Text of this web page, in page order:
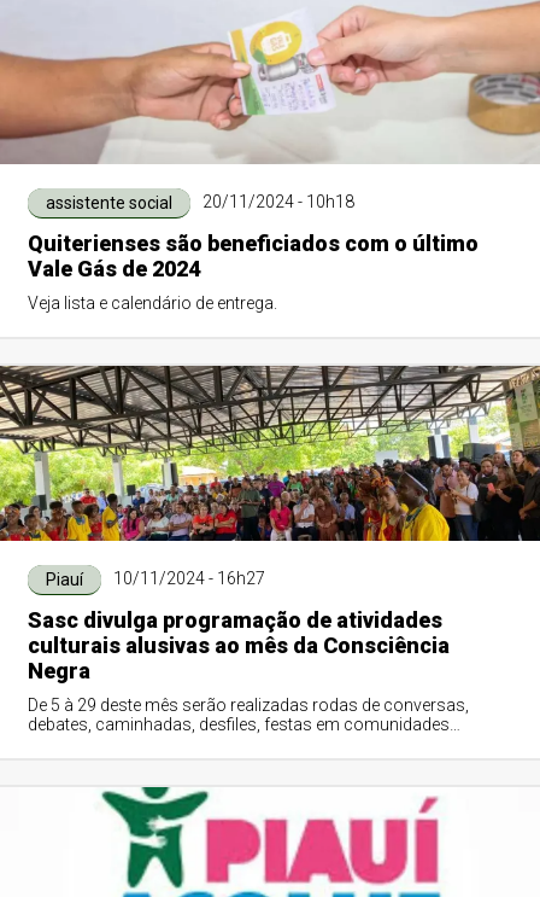
assistente social 20/11/2024 - 10h18
Quiterienses são beneficiados com o último
Vale Gás de 2024
Veja lista e calendário de entrega.
Piauí 10/11/2024 - 16h27
Sasc divulga programação de atividades
culturais alusivas ao mês da Consciência
Negra
De 5 à 29 deste mês serão realizadas rodas de conversas,
debates, caminhadas, desfiles, festas em comunidades